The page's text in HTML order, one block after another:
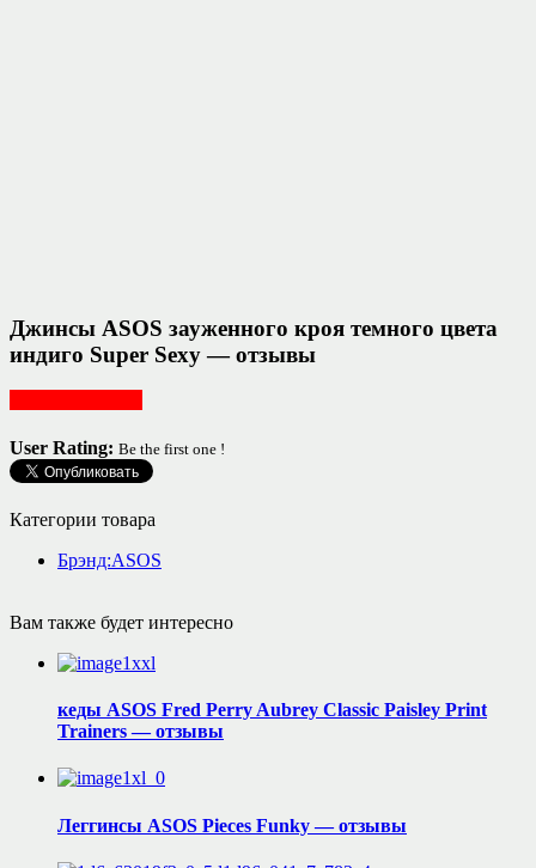
Джинсы ASOS зауженного кроя темного цвета
индиго Super Sexy — отзывы
User Rating: Be the first one !
Категории товара
Брэнд:ASOS
Вам также будет интересно
кеды ASOS Fred Perry Aubrey Classic Paisley Print
Trainers — отзывы
Леггинсы ASOS Pieces Funky — отзывы